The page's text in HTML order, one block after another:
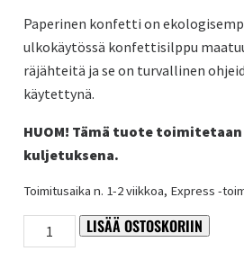
Paperinen konfetti on
ulkokäytössä konfettisilppu
räjähteitä ja se on turvallinen
käytettynä.
HUOM! Tämä tuote toimitetaan
kuljetuksena.
Toimitusaika n. 1-2 viikkoa, Express -
Vihreä
fluoresoiva
LISÄÄ OSTOSKORIIN